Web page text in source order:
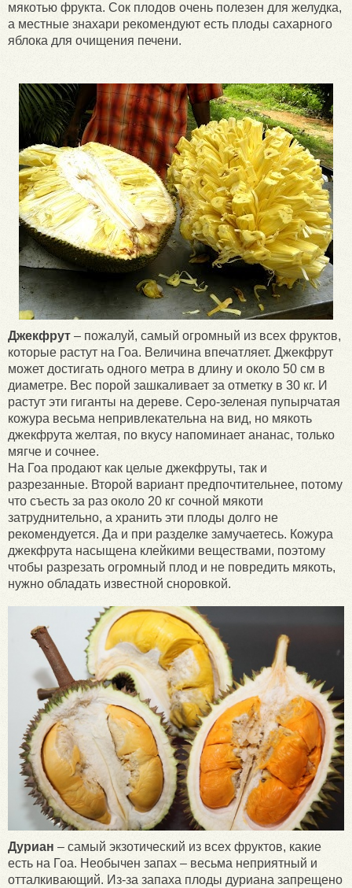
мякотью фрукта. Сок плодов очень полезен для желудка,
а местные знахари рекомендуют есть плоды сахарного
яблока для очищения печени.
Джекфрут – пожалуй, самый огромный из всех фруктов,
которые растут на Гоа. Величина впечатляет. Джекфрут
может достигать одного метра в длину и около 50 см в
диаметре. Вес порой зашкаливает за отметку в 30 кг. И
растут эти гиганты на дереве. Серо-зеленая пупырчатая
кожура весьма непривлекательна на вид, но мякоть
джекфрута желтая, по вкусу напоминает ананас, только
мягче и сочнее.
На Гоа продают как целые джекфруты, так и
разрезанные. Второй вариант предпочтительнее, потому
что съесть за раз около 20 кг сочной мякоти
затруднительно, а хранить эти плоды долго не
рекомендуется. Да и при разделке замучаетесь. Кожура
джекфрута насыщена клейкими веществами, поэтому
чтобы разрезать огромный плод и не повредить мякоть,
нужно обладать известной сноровкой.
Дуриан – самый экзотический из всех фруктов, какие
есть на Гоа. Необычен запах – весьма неприятный и
отталкивающий. Из-за запаха плоды дуриана запрещено